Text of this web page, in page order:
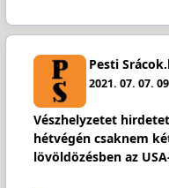
Pesti
2021. 07. 07.
Vészhelyzetet
hétvégén csaknem
lövöldözésben az